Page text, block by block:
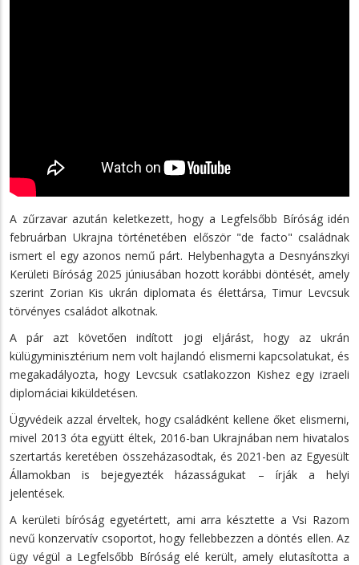
A zűrzavar azután keletkezett, hogy a Legfelsőbb Bíróság idén
februárban Ukrajna történetében először "de facto" családnak
ismert el egy azonos nemű párt. Helybenhagyta a Desnyánszkyi
Kerületi Bíróság 2025 júniusában hozott korábbi döntését, amely
szerint Zorian Kis ukrán diplomata és élettársa, Timur Levcsuk
törvényes családot alkotnak.
A pár azt követően indított jogi eljárást, hogy az ukrán
külügyminisztérium nem volt hajlandó elismerni kapcsolatukat, és
megakadályozta, hogy Levcsuk csatlakozzon Kishez egy izraeli
diplomáciai kiküldetésen.
Ügyvédeik azzal érveltek, hogy családként kellene őket elismerni,
mivel 2013 óta együtt éltek, 2016-ban Ukrajnában nem hivatalos
szertartás keretében összeházasodtak, és 2021-ben az Egyesült
Államokban is bejegyezték házasságukat – írják a helyi
jelentések.
A kerületi bíróság egyetértett, ami arra késztette a Vsi Razom
nevű konzervatív csoportot, hogy fellebbezzen a döntés ellen. Az
ügy végül a Legfelsőbb Bíróság elé került, amely elutasította a